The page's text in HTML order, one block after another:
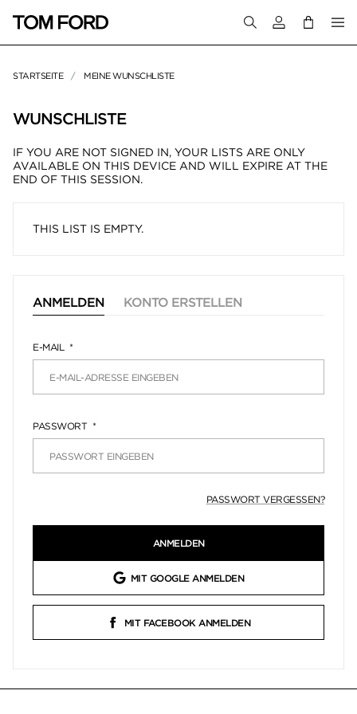
Melden Sie
STARTSEITE MEINE WUNSCHLISTE
WUNSCHLISTE
IF YOU ARE NOT SIGNED IN, YOUR LISTS ARE ONLY
AVAILABLE ON THIS DEVICE AND WILL EXPIRE AT THE
END OF THIS SESSION.
THIS LIST IS EMPTY.
ANMELDEN KONTO ERSTELLEN
E-MAIL
PASSWORT
PASSWORT VERGESSEN?
ANMELDEN
MIT GOOGLE ANMELDEN
MIT FACEBOOK ANMELDEN